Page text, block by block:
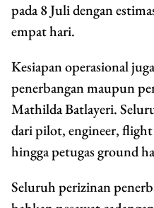
pada 8 Juli dengan
empat hari.
Kesiapan operasional
penerbangan maupun
Mathilda Batlayeri.
dari pilot, engineer,
hingga petugas ground
Seluruh perizinan